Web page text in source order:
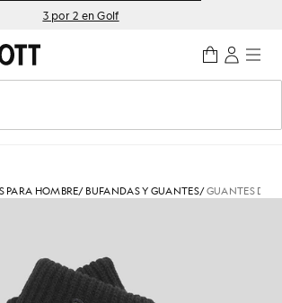
principal3 por 2 en Golf
búsqueda predictiva
PARA HOMBRE/ BUFANDAS Y GUANTES/GUANTES DE